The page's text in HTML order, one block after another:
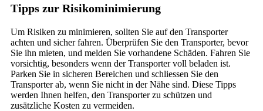
Tipps zur Risikominimierung
Um Risiken zu minimieren, sollten Sie auf den Transporter
achten und sicher fahren. Überprüfen Sie den Transporter, bevor
Sie ihn mieten, und melden Sie vorhandene Schäden. Fahren Sie
vorsichtig, besonders wenn der Transporter voll beladen ist.
Parken Sie in sicheren Bereichen und schliessen Sie den
Transporter ab, wenn Sie nicht in der Nähe sind. Diese Tipps
werden Ihnen helfen, den Transporter zu schützen und
zusätzliche Kosten zu vermeiden.